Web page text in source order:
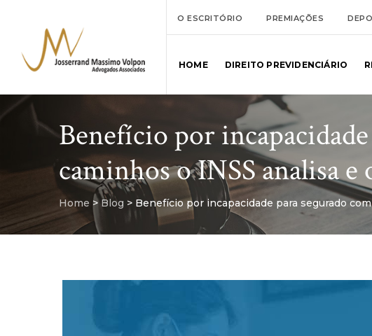
O ESCRITÓRIO PREMIAÇÕES
HOME DIREITO PREVIDENCIÁRIO
Benefício por
caminhos o INSS analisa
Home >Blog > Benefício por incapacidade para segurado